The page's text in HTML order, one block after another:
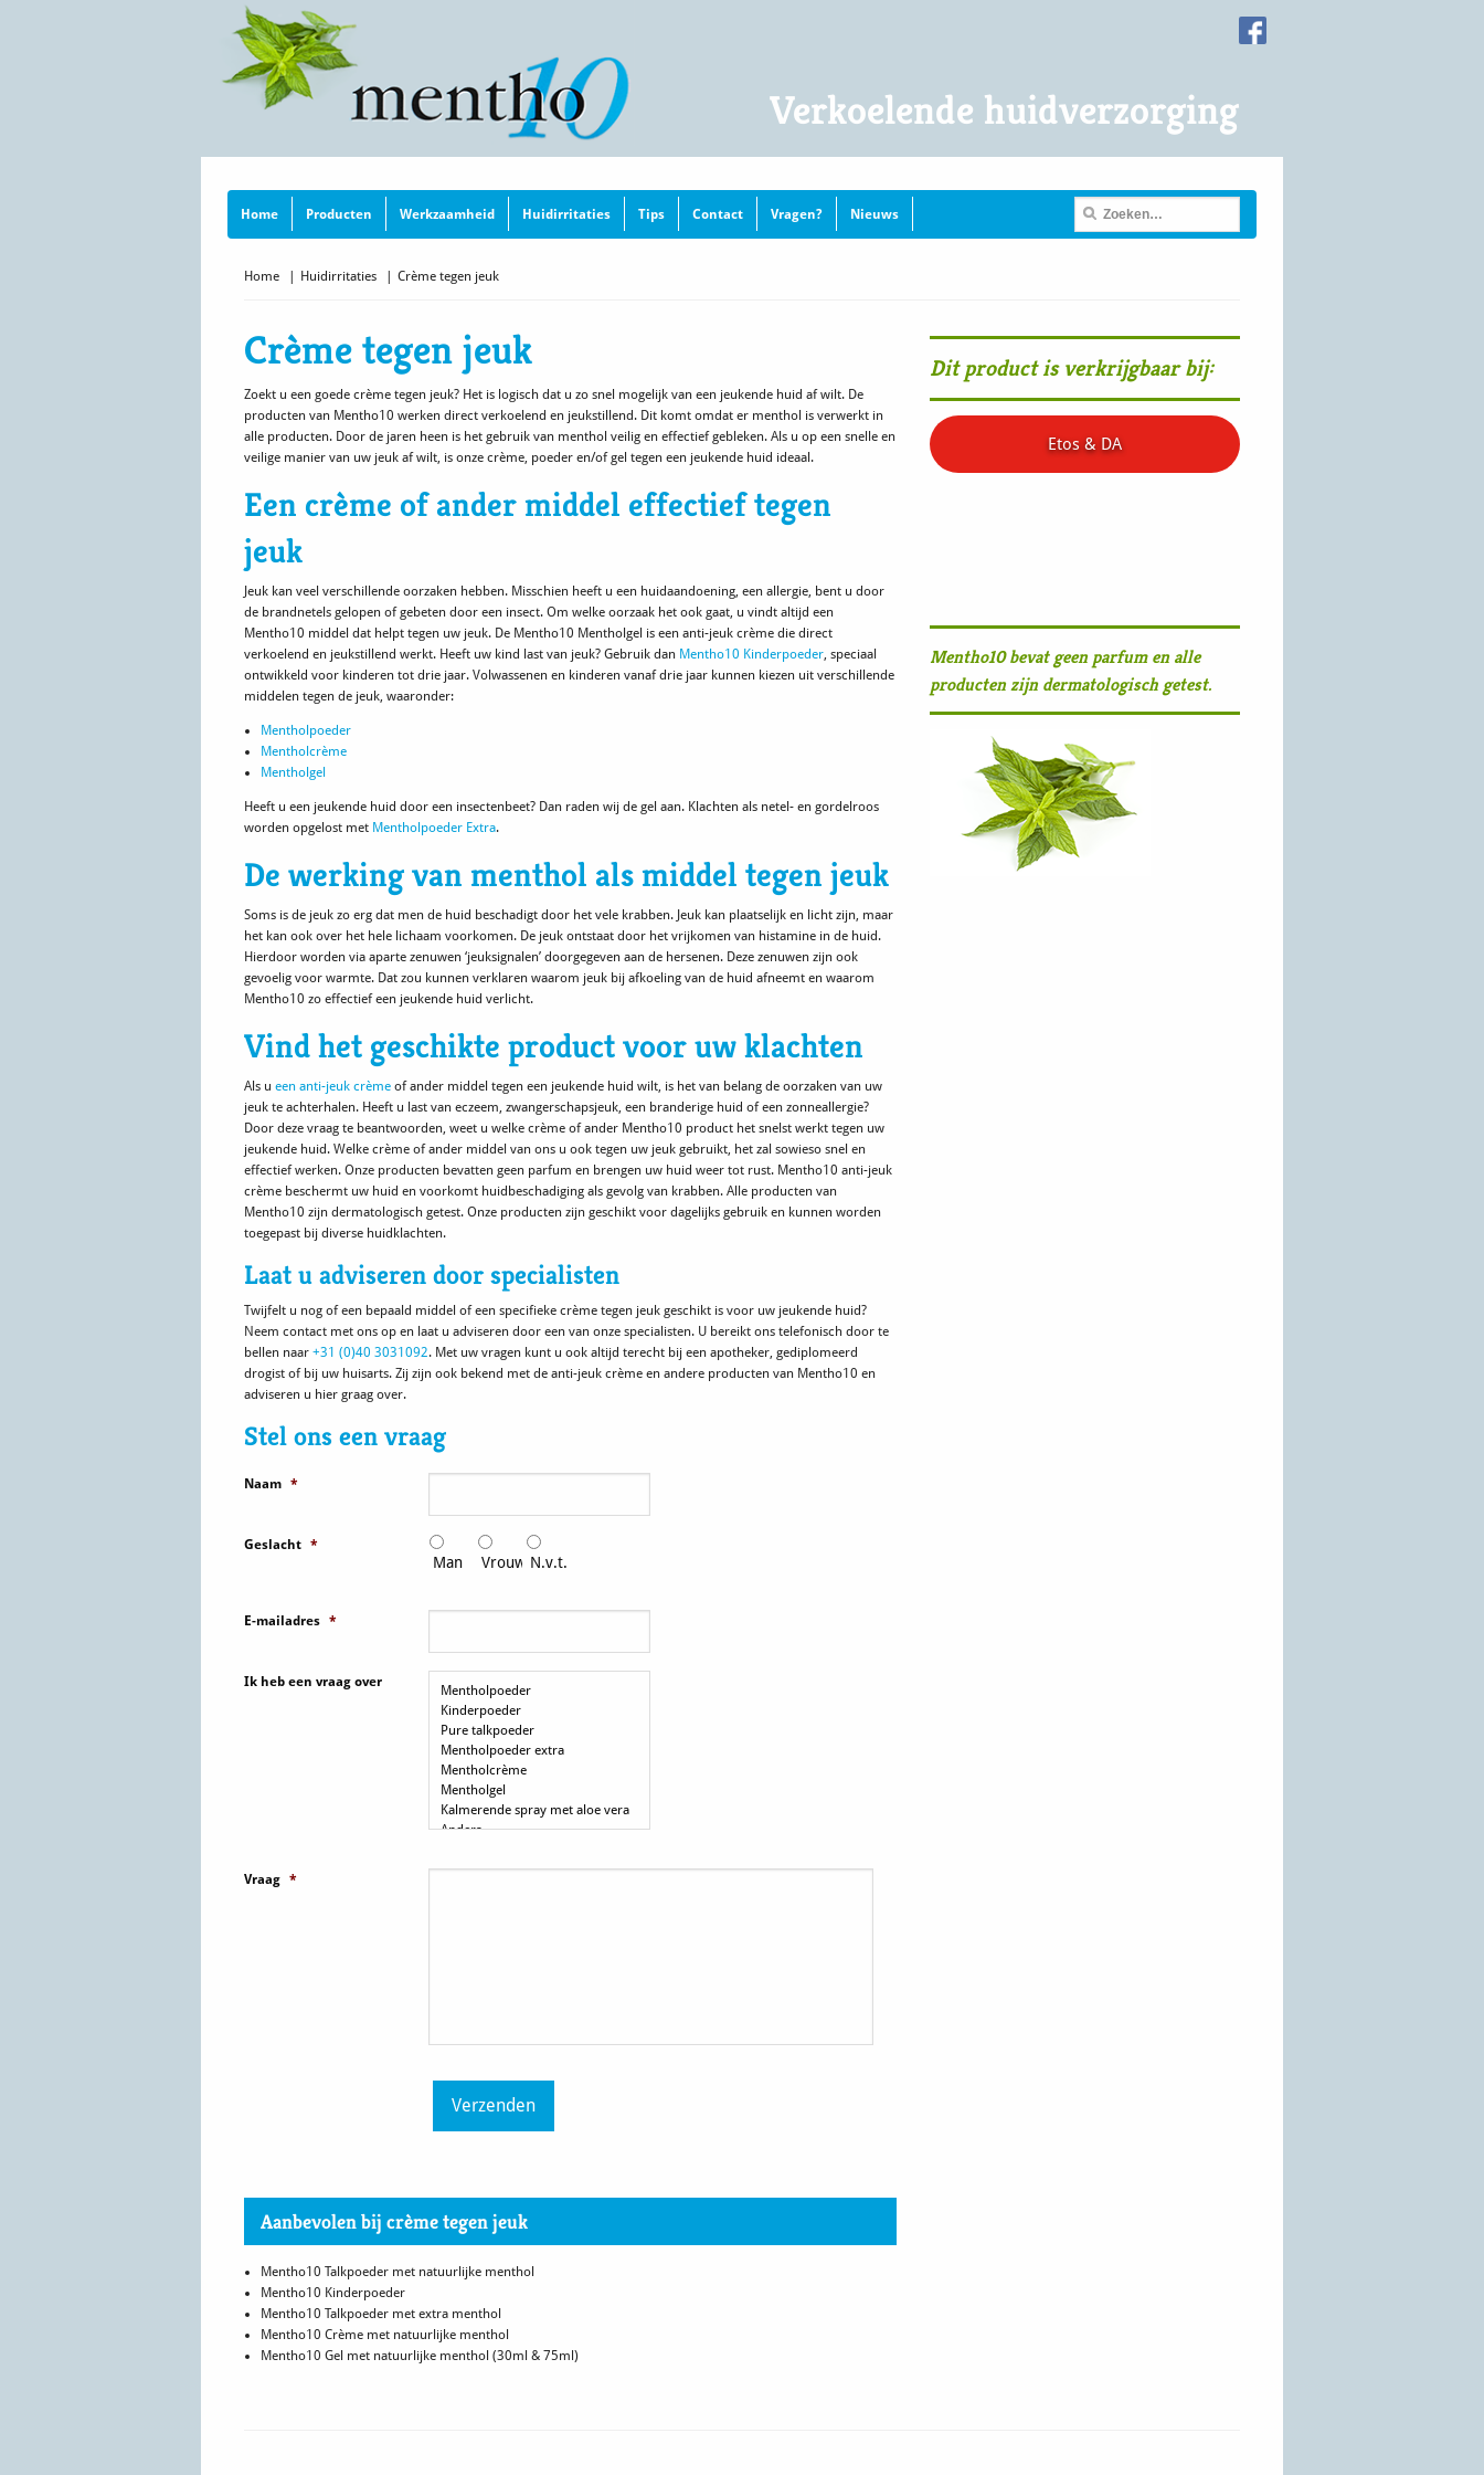
Verkoelende huidverzorging
Home Producten Werkzaamheid Huidirritaties Tips Contact Vragen? Nieuws
Home Huidirritaties Crème tegen jeuk
Crème tegen jeuk
Zoekt u een goede crème tegen jeuk? Het is logisch dat u zo snel mogelijk van een jeukende huid af wilt. De
producten van Mentho10 werken direct verkoelend en jeukstillend. Dit komt omdat er menthol is verwerkt in
alle producten. Door de jaren heen is het gebruik van menthol veilig en effectief gebleken. Als u op een snelle en
veilige manier van uw jeuk af wilt, is onze crème, poeder en/of gel tegen een jeukende huid ideaal.
Een crème of ander middel effectief tegen
jeuk
Jeuk kan veel verschillende oorzaken hebben. Misschien heeft u een huidaandoening, een allergie, bent u door
de brandnetels gelopen of gebeten door een insect. Om welke oorzaak het ook gaat, u vindt altijd een
Mentho10 middel dat helpt tegen uw jeuk. De Mentho10 Mentholgel is een anti-jeuk crème die direct
verkoelend en jeukstillend werkt. Heeft uw kind last van jeuk? Gebruik dan Mentho10 Kinderpoeder, speciaal
ontwikkeld voor kinderen tot drie jaar. Volwassenen en kinderen vanaf drie jaar kunnen kiezen uit verschillende
middelen tegen de jeuk, waaronder:
Mentholpoeder
Mentholcrème
Mentholgel
Heeft u een jeukende huid door een insectenbeet? Dan raden wij de gel aan. Klachten als netel- en gordelroos
worden opgelost met Mentholpoeder Extra.
De werking van menthol als middel tegen jeuk
Soms is de jeuk zo erg dat men de huid beschadigt door het vele krabben. Jeuk kan plaatselijk en licht zijn, maar
het kan ook over het hele lichaam voorkomen. De jeuk ontstaat door het vrijkomen van histamine in de huid.
Hierdoor worden via aparte zenuwen ‘jeuksignalen’ doorgegeven aan de hersenen. Deze zenuwen zijn ook
gevoelig voor warmte. Dat zou kunnen verklaren waarom jeuk bij afkoeling van de huid afneemt en waarom
Mentho10 zo effectief een jeukende huid verlicht.
Vind het geschikte product voor uw klachten
Als u een anti-jeuk crème of ander middel tegen een jeukende huid wilt, is het van belang de oorzaken van uw
jeuk te achterhalen. Heeft u last van eczeem, zwangerschapsjeuk, een branderige huid of een zonneallergie?
Door deze vraag te beantwoorden, weet u welke crème of ander Mentho10 product het snelst werkt tegen uw
jeukende huid. Welke crème of ander middel van ons u ook tegen uw jeuk gebruikt, het zal sowieso snel en
effectief werken. Onze producten bevatten geen parfum en brengen uw huid weer tot rust. Mentho10 anti-jeuk
crème beschermt uw huid en voorkomt huidbeschadiging als gevolg van krabben. Alle producten van
Mentho10 zijn dermatologisch getest. Onze producten zijn geschikt voor dagelijks gebruik en kunnen worden
toegepast bij diverse huidklachten.
Laat u adviseren door specialisten
Twijfelt u nog of een bepaald middel of een specifieke crème tegen jeuk geschikt is voor uw jeukende huid?
Neem contact met ons op en laat u adviseren door een van onze specialisten. U bereikt ons telefonisch door te
bellen naar +31 (0)40 3031092. Met uw vragen kunt u ook altijd terecht bij een apotheker, gediplomeerd
drogist of bij uw huisarts. Zij zijn ook bekend met de anti-jeuk crème en andere producten van Mentho10 en
adviseren u hier graag over.
Stel ons een vraag
Naam *
Geslacht *
Man Vrouw N.v.t.
E-mailadres *
Ik heb een vraag over
Vraag *
Aanbevolen bij crème tegen jeuk
Mentho10 Talkpoeder met natuurlijke menthol
Mentho10 Kinderpoeder
Mentho10 Talkpoeder met extra menthol
Mentho10 Crème met natuurlijke menthol
Mentho10 Gel met natuurlijke menthol (30ml & 75ml)
Dit product is verkrijgbaar bij:
Etos & DA
Mentho10 bevat geen parfum en alle
producten zijn dermatologisch getest.